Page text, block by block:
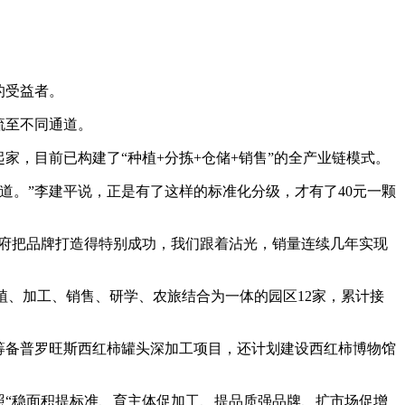
益者。
不同通道。
，目前已构建了“种植+分拣+仓储+销售”的全产业链模式。
。”李建平说，正是有了这样的标准化分级，才有了40元一颗
把品牌打造得特别成功，我们跟着沾光，销量连续几年实现
、加工、销售、研学、农旅结合为一体的园区12家，累计接
普罗旺斯西红柿罐头深加工项目，还计划建设西红柿博物馆
稳面积提标准、育主体促加工、提品质强品牌、扩市场促增